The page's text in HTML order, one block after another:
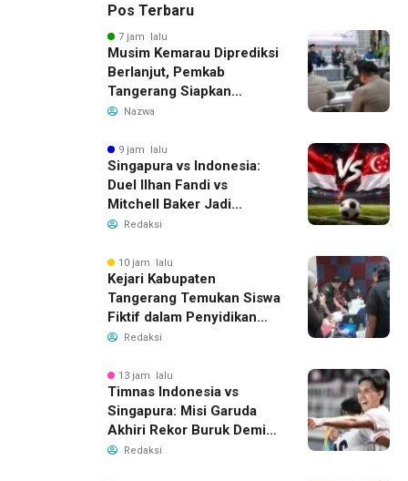
Pos Terbaru
7 jam lalu
Musim Kemarau Diprediksi
Berlanjut, Pemkab
Tangerang Siapkan
Langkah Antisipasi Krisis
Nazwa
9 jam lalu
Singapura vs Indonesia:
Duel Ilhan Fandi vs
Mitchell Baker Jadi
Sorotan di Piala AFF 2026
Redaksi
10 jam lalu
Kejari Kabupaten
Tangerang Temukan Siswa
Fiktif dalam Penyidikan
Dana BOP PKBM
Redaksi
13 jam lalu
Timnas Indonesia vs
Singapura: Misi Garuda
Akhiri Rekor Buruk Demi
Tiket Semifinal Piala AFF
Redaksi